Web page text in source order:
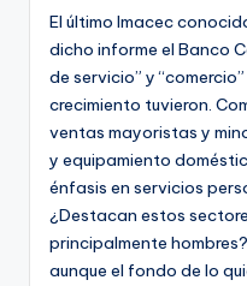
El último Imacec
dicho informe el Banco
de servicio” y
crecimiento tuvieron.
ventas mayoristas y
y equipamiento
énfasis en servicios
¿Destacan estos
principalmente
aunque el fondo de lo